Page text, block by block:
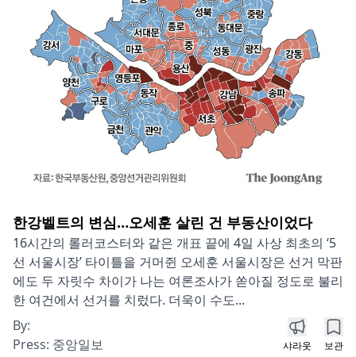
한강벨트의 변심…오세훈 살린 건 부동산이었다
16시간의 롤러코스터와 같은 개표 끝에 4일 사상 최초의 ‘5
선 서울시장’ 타이틀을 거머쥔 오세훈 서울시장은 선거 막판
에도 두 자릿수 차이가 나는 여론조사가 쏟아질 정도로 불리
한 여건에서 선거를 치렀다. 더욱이 수도...
By:
Press: 중앙일보 샤라웃 보관